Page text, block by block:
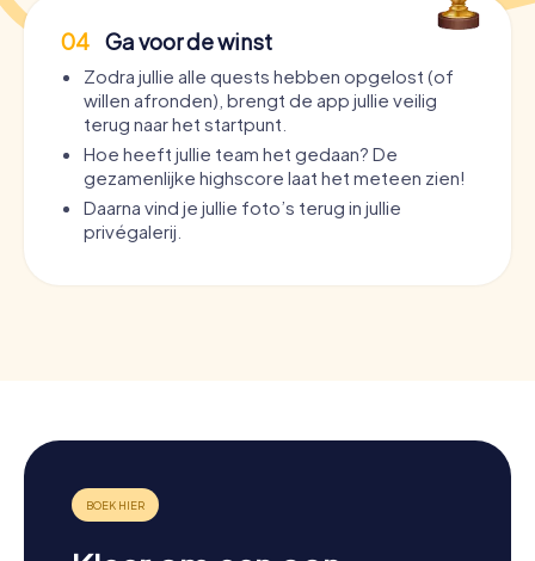
04 Ga voor de winst
Zodra jullie alle quests hebben opgelost (of
willen afronden), brengt de app jullie veilig
terug naar het startpunt.
Hoe heeft jullie team het gedaan? De
gezamenlijke highscore laat het meteen zien!
Daarna vind je jullie foto’s terug in jullie
privégalerij.